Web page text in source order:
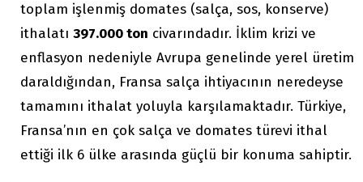
toplam işlenmiş domates (salça, sos, konserve)
ithalatı 397.000 ton civarındadır. İklim krizi ve
enflasyon nedeniyle Avrupa genelinde yerel üretim
daraldığından, Fransa salça ihtiyacının neredeyse
tamamını ithalat yoluyla karşılamaktadır. Türkiye,
Fransa’nın en çok salça ve domates türevi ithal
ettiği ilk 6 ülke arasında güçlü bir konuma sahiptir.